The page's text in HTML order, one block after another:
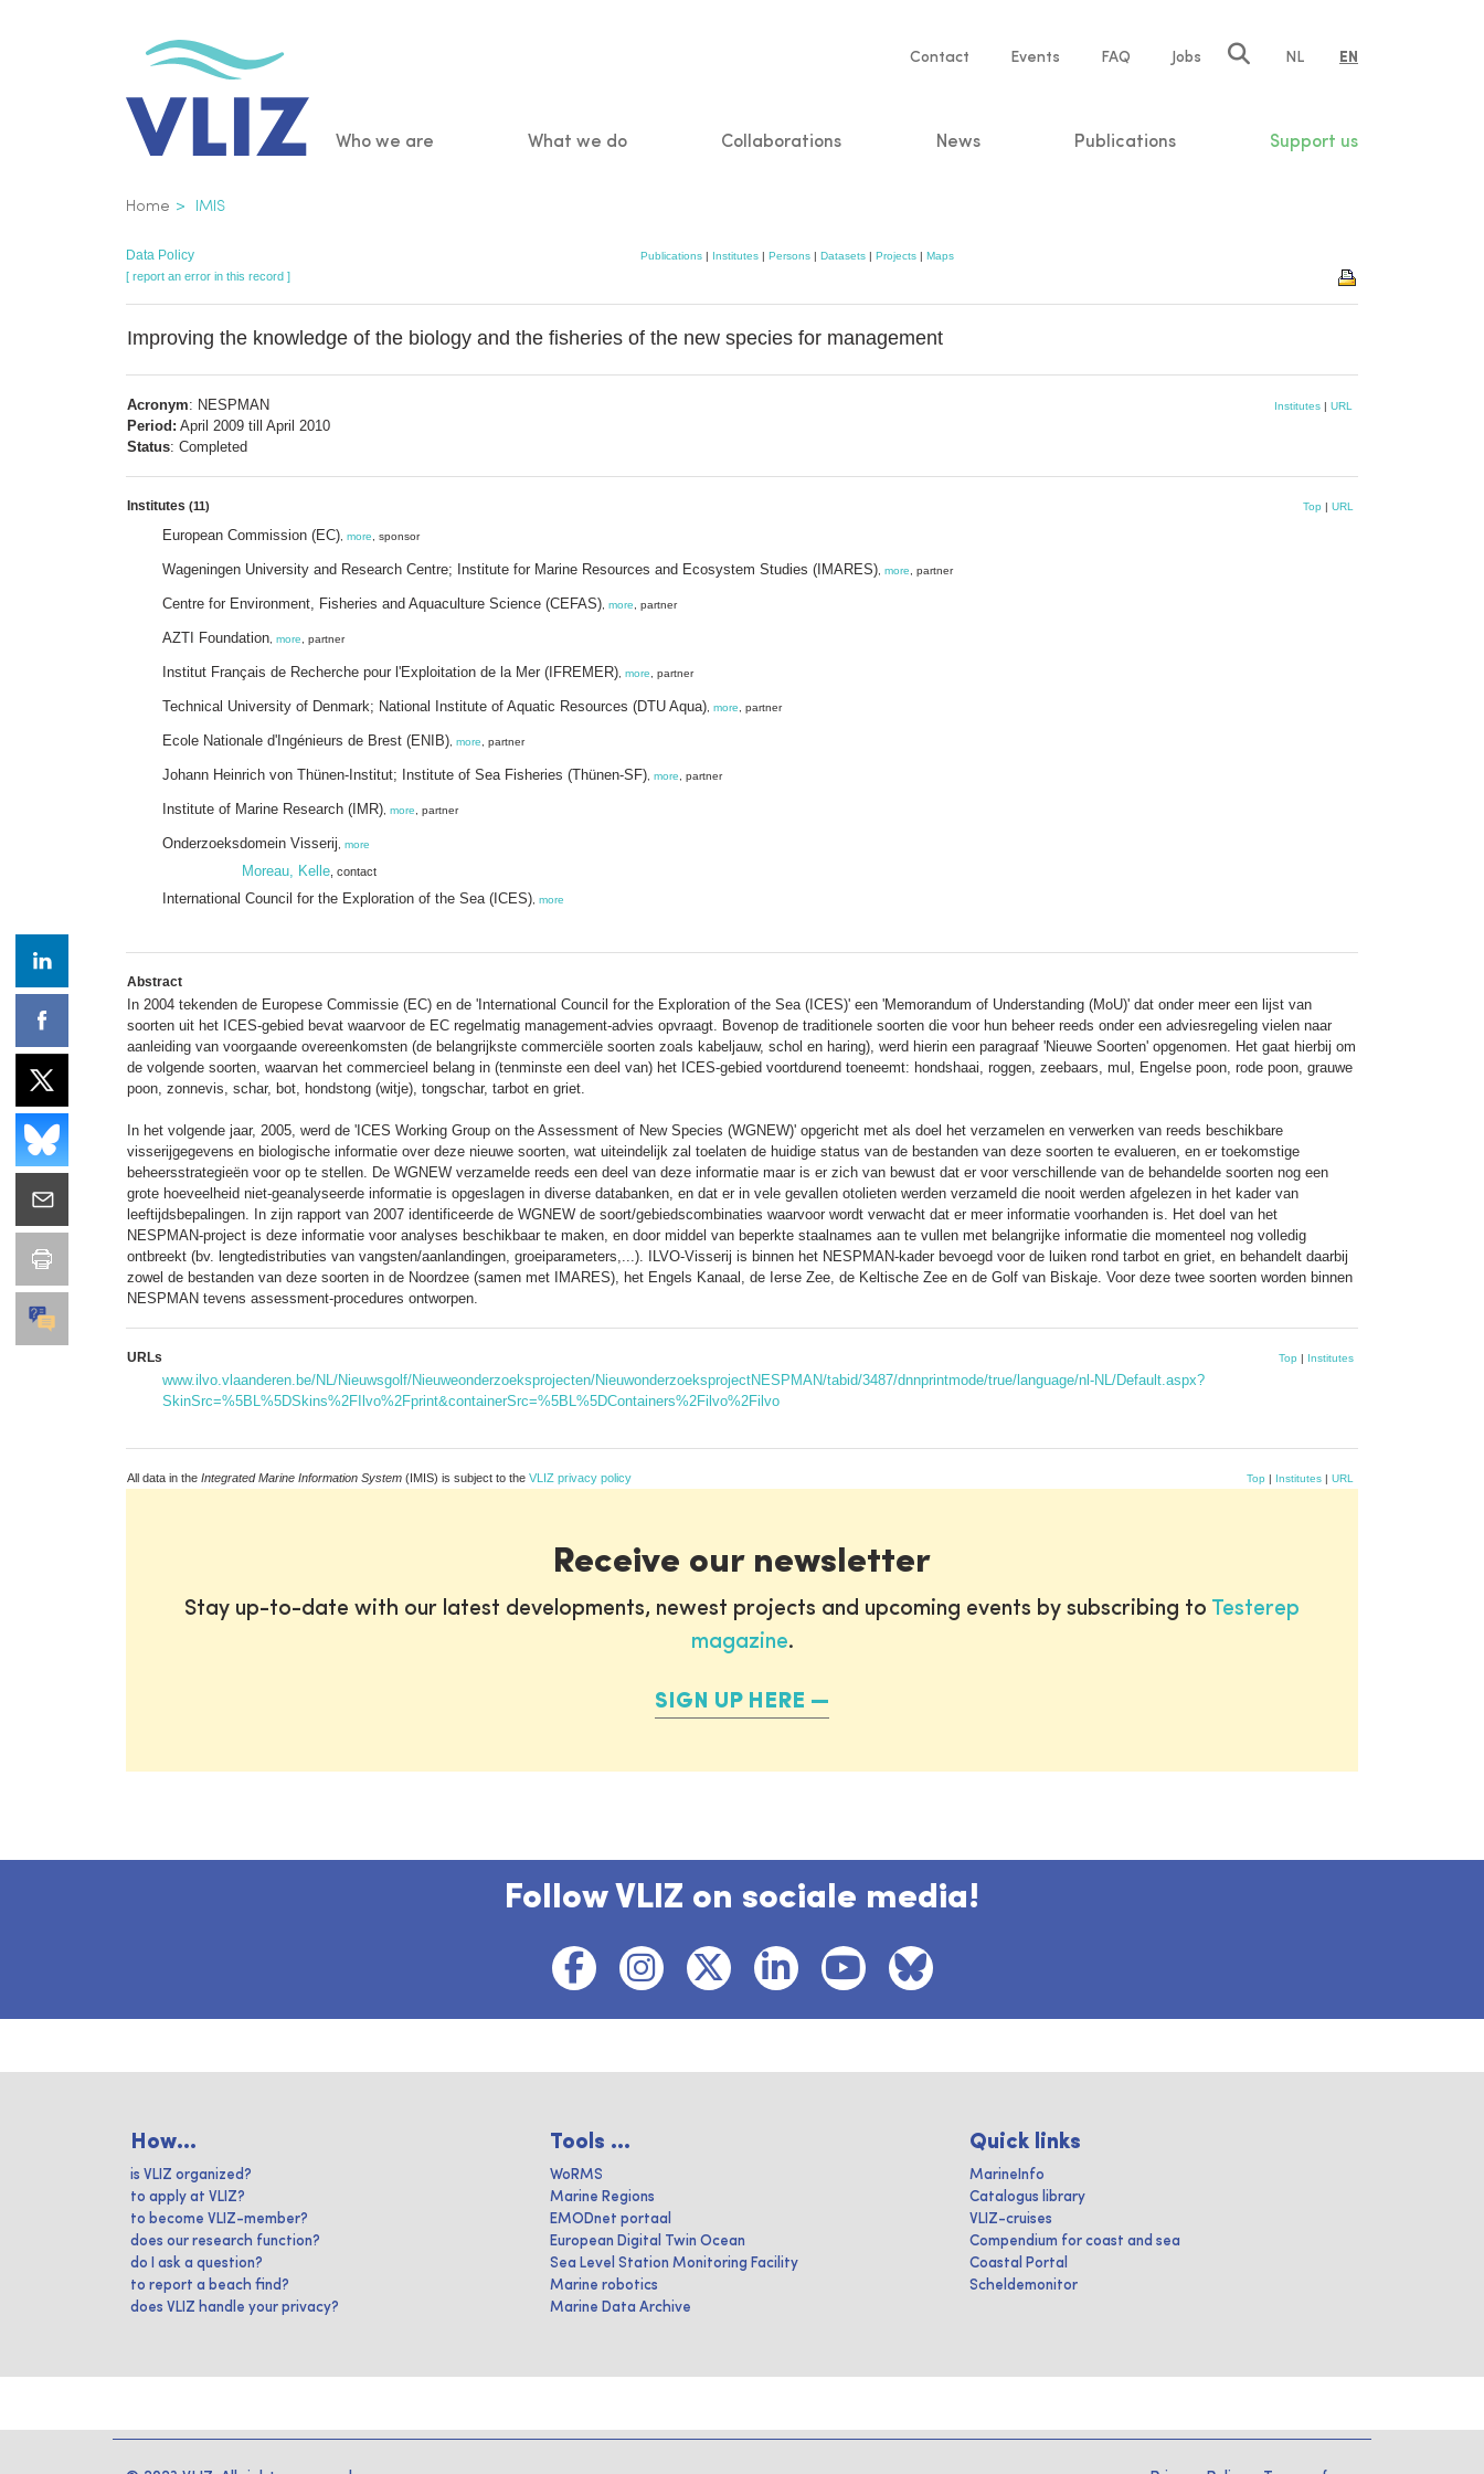
Service
Contact Events FAQ Jobs NL EN
Main
Who we are What we do Collaborations News Publications Support us
Breadcrumb
Home IMIS
Data Policy Publications | Institutes | Persons | Datasets | Projects | Maps
[ report an error in this record ]
Improving the knowledge of the biology and the fisheries of the new species for management
Acronym: NESPMAN
Period: April 2009 till April 2010
Status: Completed
Institutes | URL
Institutes (11) Top | URL
European Commission (EC) more , sponsor
Wageningen University and Research Centre; Institute for Marine Resources and Ecosystem Studies (IMARES) more , partner
Centre for Environment, Fisheries and Aquaculture Science (CEFAS) more , partner
AZTI Foundation more , partner
Institut Français de Recherche pour l'Exploitation de la Mer (IFREMER) more , partner
Technical University of Denmark; National Institute of Aquatic Resources (DTU Aqua) more , partner
Ecole Nationale d'Ingénieurs de Brest (ENIB) more , partner
Johann Heinrich von Thünen-Institut; Institute of Sea Fisheries (Thünen-SF) more , partner
Institute of Marine Research (IMR) more , partner
Onderzoeksdomein Visserij more
Moreau, Kelle , contact
International Council for the Exploration of the Sea (ICES) more
Abstract
In 2004 tekenden de Europese Commissie (EC) en de 'International Council for the Exploration of the Sea (ICES)' een 'Memorandum of Understanding (MoU)' dat onder meer een lijst van
soorten uit het ICES-gebied bevat waarvoor de EC regelmatig management-advies opvraagt. Bovenop de traditionele soorten die voor hun beheer reeds onder een adviesregeling vielen naar
aanleiding van voorgaande overeenkomsten (de belangrijkste commerciële soorten zoals kabeljauw, schol en haring), werd hierin een paragraaf 'Nieuwe Soorten' opgenomen. Het gaat hierbij om
de volgende soorten, waarvan het commercieel belang in (tenminste een deel van) het ICES-gebied voortdurend toeneemt: hondshaai, roggen, zeebaars, mul, Engelse poon, rode poon, grauwe
poon, zonnevis, schar, bot, hondstong (witje), tongschar, tarbot en griet.
In het volgende jaar, 2005, werd de 'ICES Working Group on the Assessment of New Species (WGNEW)' opgericht met als doel het verzamelen en verwerken van reeds beschikbare
visserijgegevens en biologische informatie over deze nieuwe soorten, wat uiteindelijk zal toelaten de huidige status van de bestanden van deze soorten te evalueren, en er toekomstige
beheersstrategieën voor op te stellen. De WGNEW verzamelde reeds een deel van deze informatie maar is er zich van bewust dat er voor verschillende van de behandelde soorten nog een
grote hoeveelheid niet-geanalyseerde informatie is opgeslagen in diverse databanken, en dat er in vele gevallen otolieten werden verzameld die nooit werden afgelezen in het kader van
leeftijdsbepalingen. In zijn rapport van 2007 identificeerde de WGNEW de soort/gebiedscombinaties waarvoor wordt verwacht dat er meer informatie voorhanden is. Het doel van het
NESPMAN-project is deze informatie voor analyses beschikbaar te maken, en door middel van beperkte staalnames aan te vullen met belangrijke informatie die momenteel nog volledig
ontbreekt (bv. lengtedistributies van vangsten/aanlandingen, groeiparameters,...). ILVO-Visserij is binnen het NESPMAN-kader bevoegd voor de luiken rond tarbot en griet, en behandelt daarbij
zowel de bestanden van deze soorten in de Noordzee (samen met IMARES), het Engels Kanaal, de Ierse Zee, de Keltische Zee en de Golf van Biskaje. Voor deze twee soorten worden binnen
NESPMAN tevens assessment-procedures ontworpen.
URLs Top | Institutes
www.ilvo.vlaanderen.be/NL/Nieuwsgolf/Nieuweonderzoeksprojecten/NieuwonderzoeksprojectNESPMAN/tabid/3487/dnnprintmode/true/language/nl-NL/Default.aspx?
SkinSrc=%5BL%5DSkins%2FIlvo%2Fprint&containerSrc=%5BL%5DContainers%2Filvo%2Filvo
All data in the Integrated Marine Information System (IMIS) is subject to the VLIZ privacy policy Top | Institutes | URL
Receive our newsletter
Stay up-to-date with our latest developments, newest projects and upcoming events by subscribing to Testerep
magazine.
SIGN UP HERE
Follow VLIZ on sociale media!
How...
is VLIZ organized?
to apply at VLIZ?
to become VLIZ-member?
does our research function?
do I ask a question?
to report a beach find?
does VLIZ handle your privacy?
Tools ...
WoRMS
Marine Regions
EMODnet portaal
European Digital Twin Ocean
Sea Level Station Monitoring Facility
Marine robotics
Marine Data Archive
Quick links
MarineInfo
Catalogus library
VLIZ-cruises
Compendium for coast and sea
Coastal Portal
Scheldemonitor